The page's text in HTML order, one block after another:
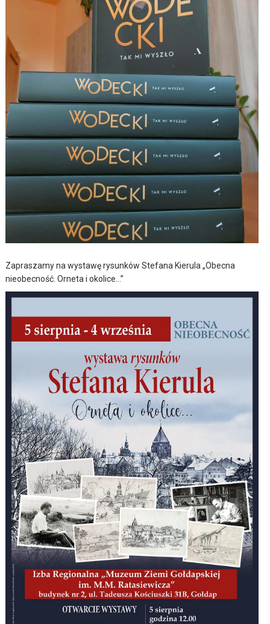
Zapraszamy na wystawę rysunków Stefana Kierula „Obecna
nieobecność. Orneta i okolice…”